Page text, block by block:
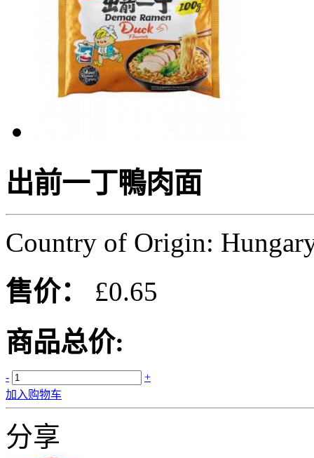
出前一丁鴨肉面
Country of Origin:
售价：
£0.65
商品总价:
-
+
加入购物车
分享